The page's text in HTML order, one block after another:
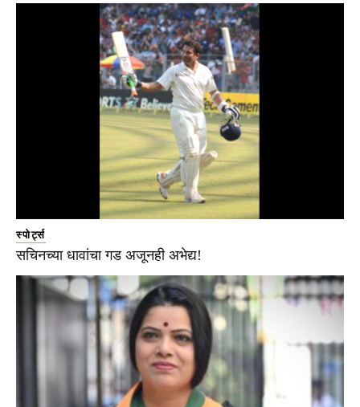
स्पोर्ट्स
सचिनच्या धावांचा गड अजूनही अभेद्य!